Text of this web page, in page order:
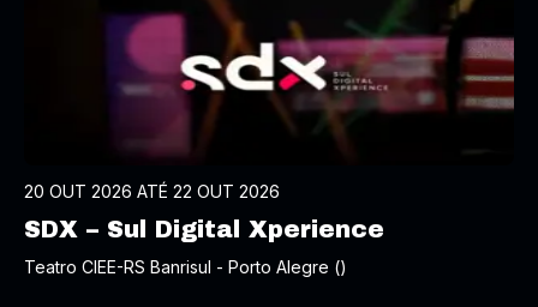
20 OUT 2026 ATÉ 22 OUT 2026
SDX – Sul Digital Xperience
Teatro CIEE-RS Banrisul - Porto Alegre ()